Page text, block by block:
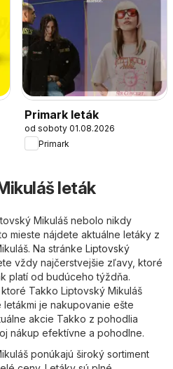
Primark leták
od soboty 01.08.2026
Primark
leták
Mikuláš nebolo nikdy
mieste nájdete aktuálne letáky z
Na stránke Liptovský
vždy najčerstvejšie zľavy, ktoré
platí od budúceho týždňa.
Takko Liptovský Mikuláš
letákmi je nakupovanie ešte
akcie Takko z pohodlia
nákup efektívne a pohodlne.
ponúkajú široký sortiment